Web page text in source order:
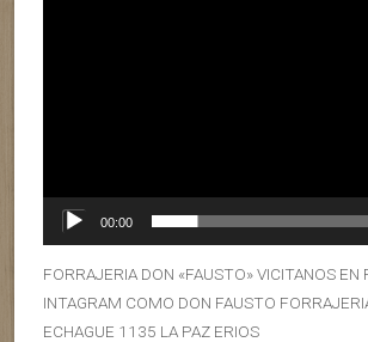
00:00
FORRAJERIA DON «FAUSTO» VICITANOS EN
INTAGRAM COMO DON FAUSTO
ECHAGUE 1135 LA PAZ ERIOS